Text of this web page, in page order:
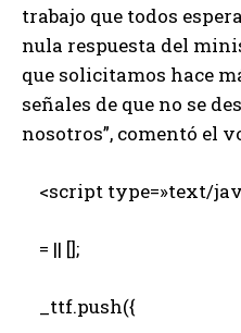
trabajo que todos
nula respuesta del
que solicitamos hace
señales de que no se
nosotros”, comentó el
<script type=»text/
= || [];
_ttf.push({